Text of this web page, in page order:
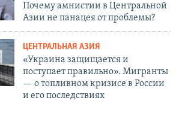
Почему амнистии в Центральной
Азии не панацея от проблемы?
ЦЕНТРАЛЬНАЯ АЗИЯ
«Украина защищается и
поступает правильно». Мигранты
— о топливном кризисе в России
и его последствиях